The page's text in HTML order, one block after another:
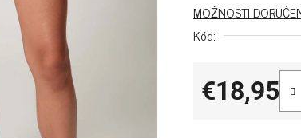
MOŽNOSTI
Kód:
€18,95
Jednotková cena: